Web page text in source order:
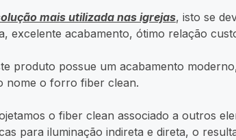
mais utilizada nas igrejas, isto se
excelente acabamento, ótimo relação
produto possue um acabamento
nome o forro fiber clean.
o fiber clean associado a outros
para iluminação indireta e direta, o